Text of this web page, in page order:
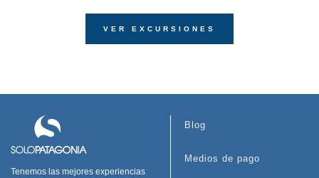
VER EXCURSIONES
Tenemos las mejores experiencias
Blog
Medios de pago